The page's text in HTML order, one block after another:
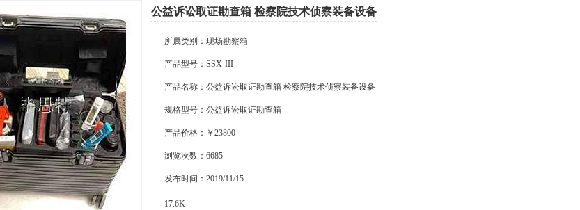
公益诉讼取证勘查箱 检察院技术侦察装备设备
所属类别：现场勘察箱
产品型号：SSX-III
产品名称：公益诉讼取证勘查箱 检察院技术侦察装备设备
规格型号：公益诉讼取证勘查箱
产品价格：￥23800
浏览次数：6685
发布时间：2019/11/15
17.6K